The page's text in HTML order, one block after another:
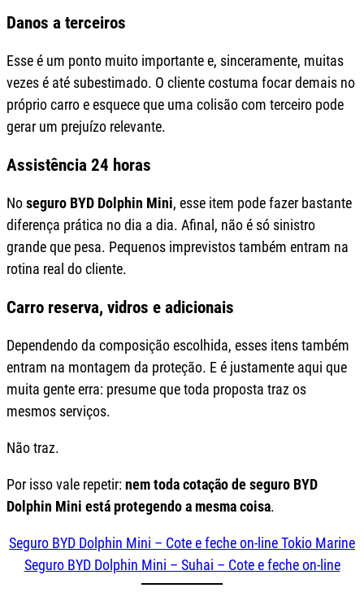
Danos a terceiros
Esse é um ponto muito importante e, sinceramente, muitas
vezes é até subestimado. O cliente costuma focar demais no
próprio carro e esquece que uma colisão com terceiro pode
gerar um prejuízo relevante.
Assistência 24 horas
Noseguro BYD Dolphin Mini, esse item pode fazer bastante
diferença prática no dia a dia. Afinal, não é só sinistro
grande que pesa. Pequenos imprevistos também entram na
rotina real do cliente.
Carro reserva, vidros e adicionais
Dependendo da composição escolhida, esses itens também
entram na montagem da proteção. E é justamente aqui que
muita gente erra: presume que toda proposta traz os
mesmos serviços.
Não traz.
Por isso vale repetir:nem toda cotação de seguro BYD
Dolphin Mini está protegendo a mesma coisa.
Seguro BYD Dolphin Mini – Cote e feche on-line Tokio Marine
Seguro BYD Dolphin Mini – Suhai – Cote e feche on-line